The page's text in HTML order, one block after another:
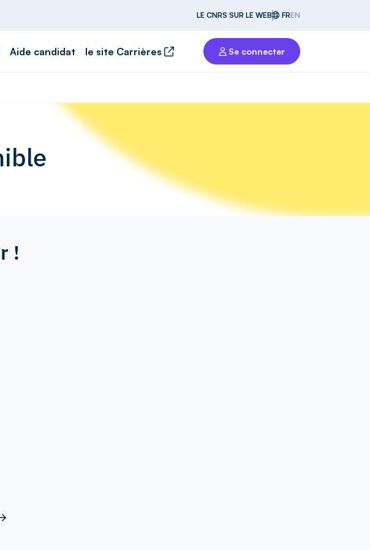
LE CNRS SUR LE WEB FREN
Aide candidat le site Carrières Se connecter
!